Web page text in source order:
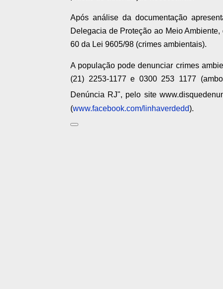
Após análise da documentação
Delegacia de Proteção ao Meio
60 da Lei 9605/98 (crimes ambientais).
A população pode denunciar crimes
(21) 2253-1177 e 0300 253 1177
Denúncia RJ", pelo site
(www.facebook.com/linhaverdedd).